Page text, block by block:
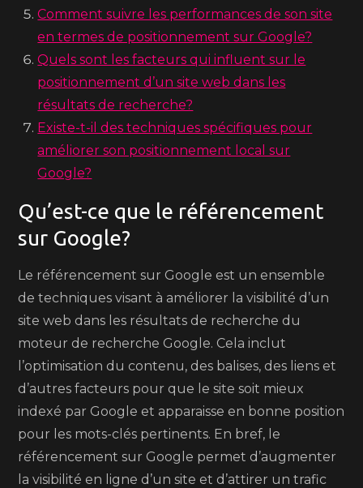
Comment suivre les performances de son site
en termes de positionnement sur Google?
Quels sont les facteurs qui influent sur le
positionnement d’un site web dans les
résultats de recherche?
Existe-t-il des techniques spécifiques pour
améliorer son positionnement local sur
Google?
Qu’est-ce que le référencement
sur Google?
Le référencement sur Google est un ensemble
de techniques visant à améliorer la visibilité d’un
site web dans les résultats de recherche du
moteur de recherche Google. Cela inclut
l’optimisation du contenu, des balises, des liens et
d’autres facteurs pour que le site soit mieux
indexé par Google et apparaisse en bonne position
pour les mots-clés pertinents. En bref, le
référencement sur Google permet d’augmenter
la visibilité en ligne d’un site et d’attirer un trafic